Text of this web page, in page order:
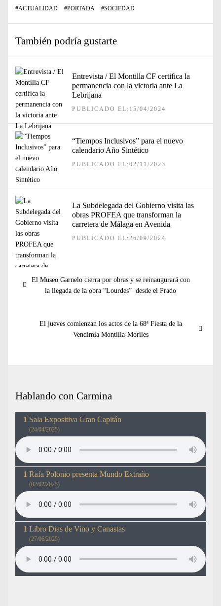
#ACTUALIDAD #PORTADA #SOCIEDAD
También podría gustarte
Entrevista / El Montilla CF certifica la
permanencia con la victoria ante La
Lebrijana
PUBLICADO EL:15/04/2024
“Tiempos Inclusivos” para el nuevo
calendario Año Sintético
PUBLICADO EL:02/11/2023
La Subdelegada del Gobierno visita las
obras PROFEA que transforman la
carretera de Málaga en Avenida
PUBLICADO EL:26/09/2024
de
Entrada
anterior:
El Museo Garnelo cierra por obras y se reinaugurará con
la llegada de la obra “Lourdes” desde el Prado
Entrada
El jueves comienzan los actos de la 68ª Fiesta de la
Vendimia Montilla-Moriles
Hablando con Carmina
Sala Expositiva Gran Capitán
(24/04/2025)
Rafa Polonio presenta Mundo Extraño
(02/02/2025)
Libro Dias de Vino y Canastas
(27/06/2025)